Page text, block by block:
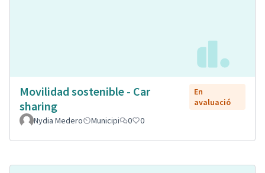
Movilidad sostenible - Car
sharing
En
avaluació
Nydia Medero
Municipi 0 0